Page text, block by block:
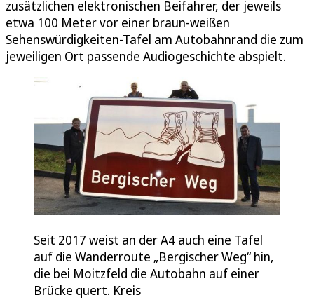
zusätzlichen elektronischen Beifahrer, der jeweils
etwa 100 Meter vor einer braun-weißen
Sehenswürdigkeiten-Tafel am Autobahnrand die zum
jeweiligen Ort passende Audiogeschichte abspielt.
Seit 2017 weist an der A4 auch eine Tafel
auf die Wanderroute „Bergischer Weg“ hin,
die bei Moitzfeld die Autobahn auf einer
Brücke quert. Kreis